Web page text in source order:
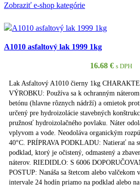
Zobraziť e-shop kategórie
A1010 asfaltový lak 1999 1kg
16.68 € s DPH
Lak Asfaltový A1010 čierny 1kg
VÝROBKU: Používa sa k ochranným
betónu (hlavne rôznych nádrží) a omietok
určený pre hydroizolácie stavebných
pružnosť hydroizolačného povlaku. Náter
vplyvom a vode. Neodoláva organickým
40°C. PRÍPRAVA PODKLADU: Natierať na
podklad, ktorý je očistený, odmastený a
náterov. RIEDIDLO: S 6006
POSTUP: Nanáša sa štetcom alebo valčekom
intervale 24 hodín priamo na podklad alebo